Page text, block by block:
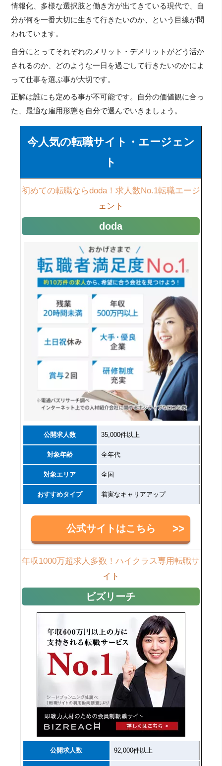
情報化、多様な選択肢と働き方が出てきている現代で、自
分が何を一番大切に生きて行きたいのか、という目線が問
われています。
自分にとってそれぞれのメリット・デメリットがどう活か
されるのか、どのような一日を過ごして行きたいのかによ
って仕事を選ぶ事が大切です。
正解は誰にも定める事が不可能です。自分の価値観に合っ
た、最適な雇用形態を自分で選んでいきましょう。
今人気の転職サイト・エージェン
ト
初めての転職ならdoda！求人数No.1転職エージ
ェント
doda
公開求人数 35,000件以上
対象年齢 全年代
対象エリア 全国
おすすめタイプ 着実なキャリアアップ
公式サイトはこちら
年収1000万超求人多数！ハイクラス専用転職サ
イト
ビズリーチ
公開求人数 92,000件以上